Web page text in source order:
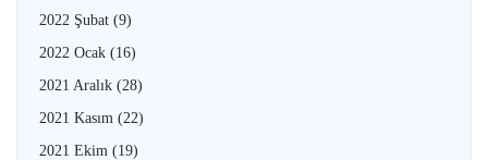
2022 Şubat (9)
2022 Ocak (16)
2021 Aralık (28)
2021 Kasım (22)
2021 Ekim (19)